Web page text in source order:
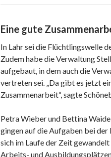
Eine gute
In Lahr sei die Flüchtlingswelle
Zudem habe die Verwaltung
aufgebaut, in dem auch die
vertreten sei. „Da gibt es jetzt
Zusammenarbeit“, sagte
Petra Wieber und Bettina
gingen auf die Aufgaben bei
sich im Laufe der Zeit
Arbeits- und